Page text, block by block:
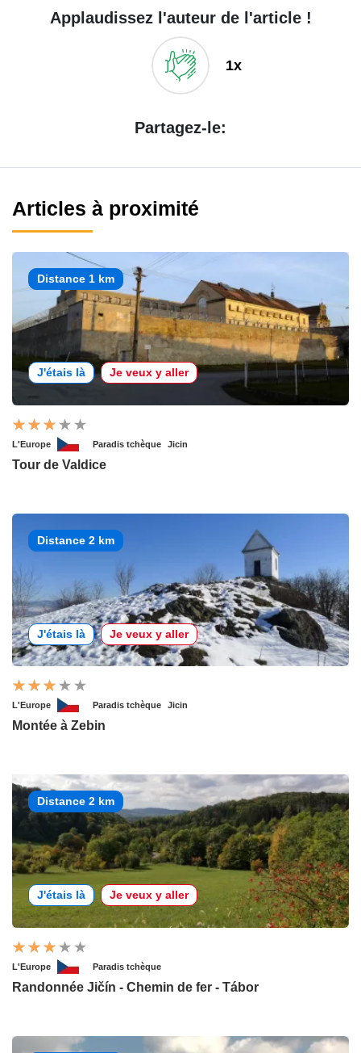
Applaudissez l'auteur de l'article !
1x
Partagez-le:
Articles à proximité
Distance 1 km
J'étais là Je veux y aller
L'Europe Paradis tchèque Jicin
Tour de Valdice
Distance 2 km
J'étais là Je veux y aller
L'Europe Paradis tchèque Jicin
Montée à Zebin
Distance 2 km
J'étais là Je veux y aller
L'Europe Paradis tchèque
Randonnée Jičín - Chemin de fer - Tábor